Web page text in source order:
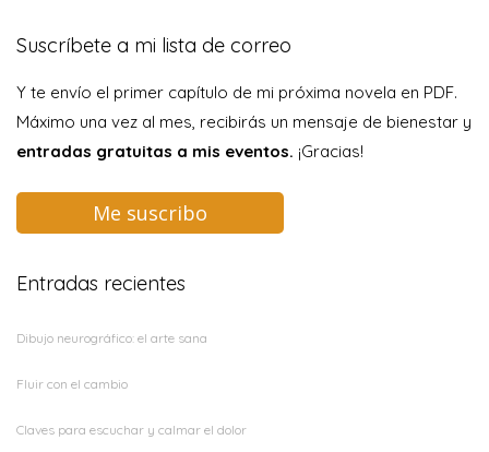
Suscríbete a mi lista de correo
Y te envío el primer capítulo de mi próxima novela en PDF.
Máximo una vez al mes, recibirás un mensaje de bienestar y
entradas gratuitas a mis eventos. ¡Gracias!
Me suscribo
Entradas recientes
Dibujo neurográfico: el arte sana
Fluir con el cambio
Claves para escuchar y calmar el dolor